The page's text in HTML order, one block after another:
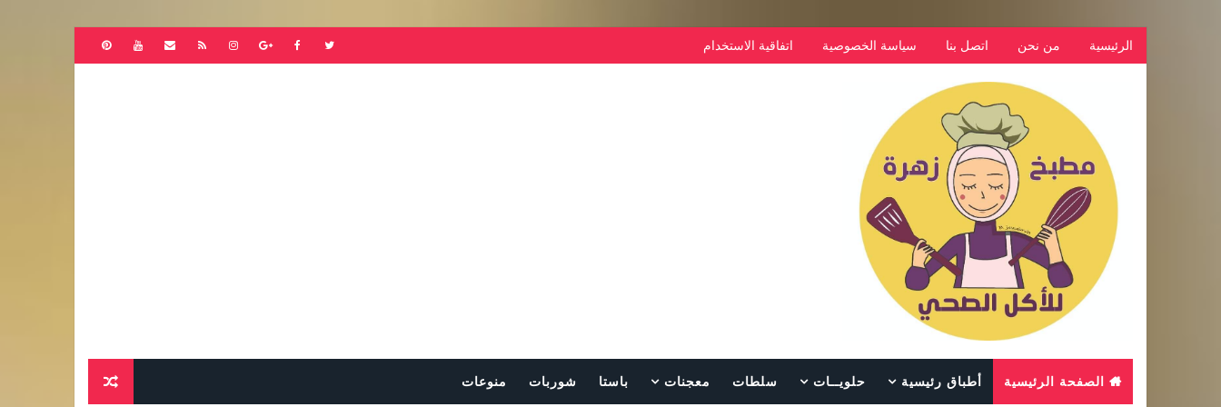
الرئيسية من نحن اتصل بنا سياسة الخصوصية اتفاقية الاستخدام
الصفحة الرئيسية أطباق رئيسية حلويــات سلطات معجنات باستا شوربات منوعات